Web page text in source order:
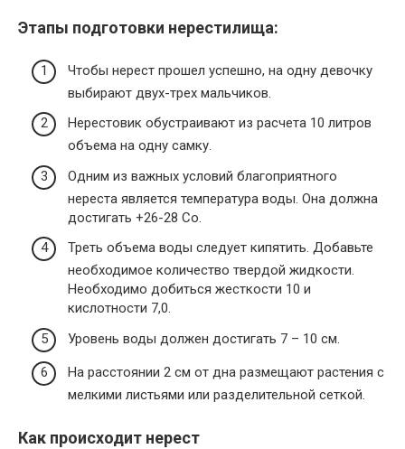
Этапы подготовки нерестилища:
Чтобы нерест прошел успешно, на одну девочку
выбирают двух-трех мальчиков.
Нерестовик обустраивают из расчета 10 литров
объема на одну самку.
Одним из важных условий благоприятного
нереста является температура воды. Она должна
достигать +26-28 Со.
Треть объема воды следует кипятить. Добавьте
необходимое количество твердой жидкости.
Необходимо добиться жесткости 10 и
кислотности 7,0.
Уровень воды должен достигать 7 – 10 см.
На расстоянии 2 см от дна размещают растения с
мелкими листьями или разделительной сеткой.
Как происходит нерест